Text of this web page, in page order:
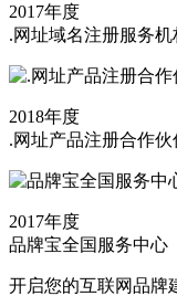
2017年度
.网址域名注册服务机
2018年度
.网址产品注册合作伙
2017年度
品牌宝全国服务中心
开启您的互联网品牌